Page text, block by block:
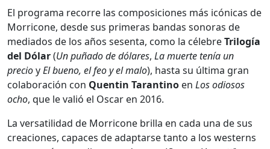
El programa recorre las composiciones más icónicas de
Morricone, desde sus primeras bandas sonoras de
mediados de los años sesenta, como la célebreTrilogía
del Dólar(Un puñado de dólares, La muerte tenía un
precioyEl bueno, el feo y el malo), hasta su última gran
colaboración con Quentin Tarantino en Los odiosos
ocho, que le valió el Oscar en 2016.
La versatilidad de Morricone brilla en cada una de sus
creaciones, capaces de adaptarse tanto a los westerns